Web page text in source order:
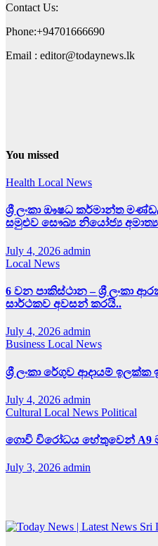
Contact Us:
Phone:+94701666690
Email : editor@todaynews.lk
You missed
Health Local News
ශ්‍රී ලංකා ඖෂධ කර්මාන්ත
සමුළුව සෞඛ්‍ය නියෝජ්‍ය
July 4, 2026 admin
Local News
6 වන පාකිස්ථාන – ශ්‍රී ලංකා
සාර්ථකව අවසන් කරයි..
July 4, 2026 admin
Business Local News
ශ්‍රී ලංකා රේගුව ආදායම්
July 4, 2026 admin
Cultural Local News Political
ගොවි විරෝධය හේතුවෙන් A9
July 3, 2026 admin